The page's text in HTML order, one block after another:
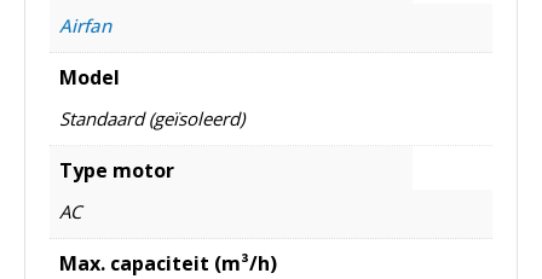
Airfan
Model
Standaard (geïsoleerd)
Type motor
AC
Max. capaciteit (m³/h)